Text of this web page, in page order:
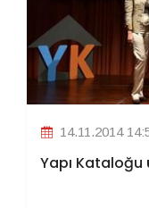
14.11.2014
Yapı